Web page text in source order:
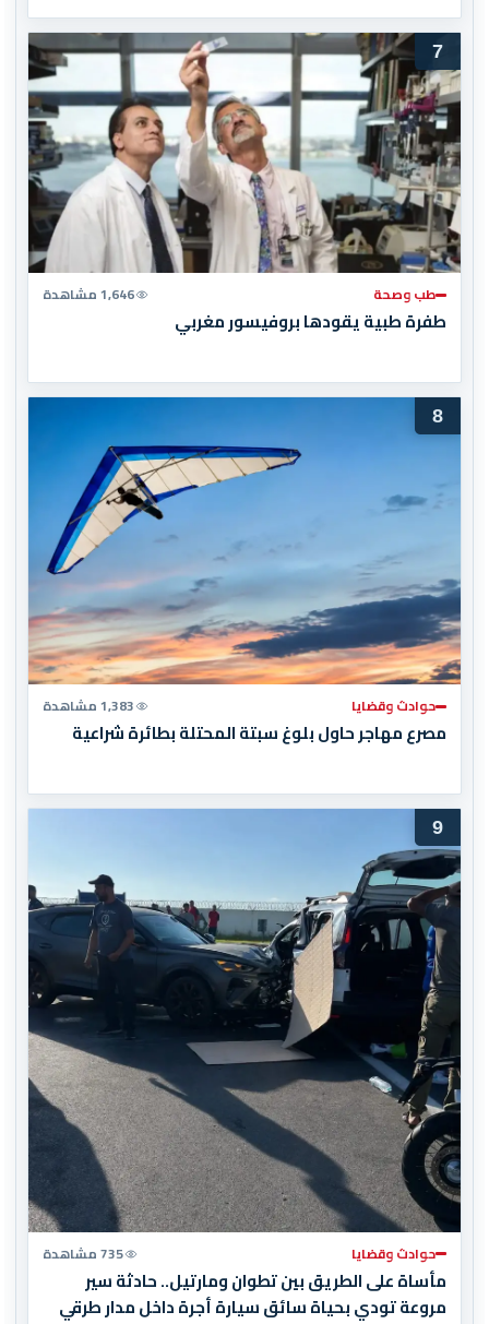
7
طب وصحة 1,646 مشاهدة
طفرة طبية يقودها بروفيسور مغربي
8
حوادث وقضايا 1,383 مشاهدة
مصرع مهاجر حاول بلوغ سبتة المحتلة بطائرة شراعية
9
حوادث وقضايا 735 مشاهدة
مأساة على الطريق بين تطوان ومارتيل.. حادثة سير
مروعة تودي بحياة سائق سيارة أجرة داخل مدار طرقي